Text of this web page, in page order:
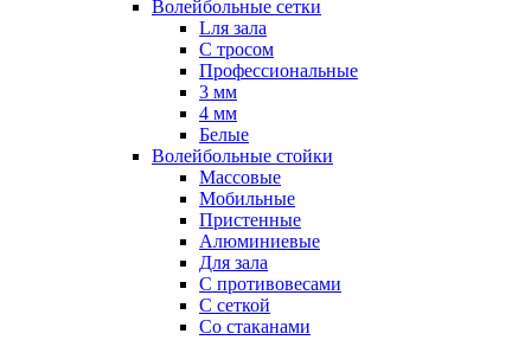
Волейбольные сетки
Lля зала
C тросом
Профессиональные
3 мм
4 мм
Белые
Волейбольные стойки
Массовые
Мобильные
Пристенные
Алюминиевые
Для зала
С противовесами
С сеткой
Со стаканами